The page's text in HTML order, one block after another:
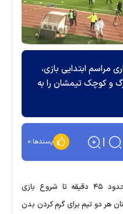
مراسم ابتدایی بازی،
و کوچک تیمشان را به
پسندها:۰
در حالی که حدود ۴۵ دقیقه تا شروع بازی
هر دو تیم برای گرم کردن بدن